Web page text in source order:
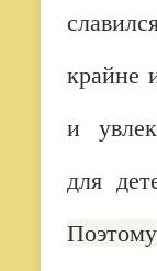
крайне
и
для